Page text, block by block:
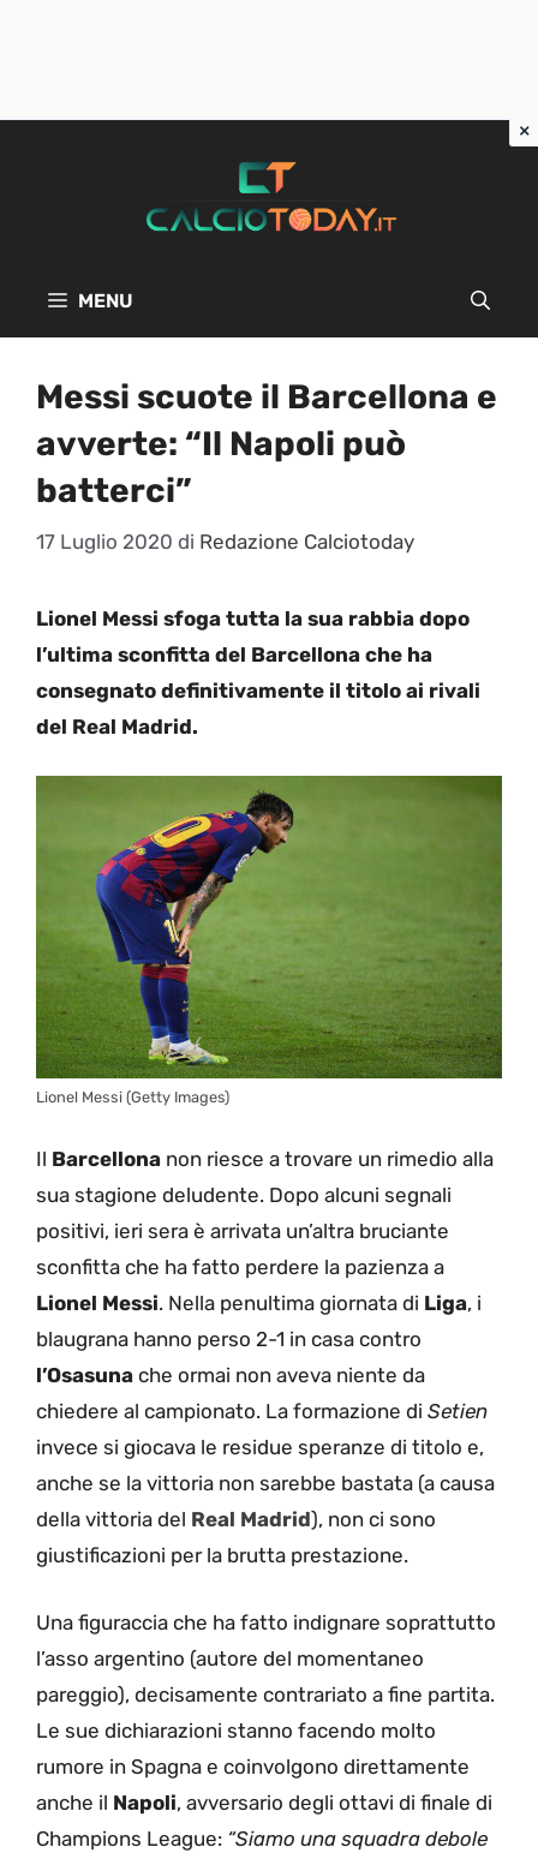
MENU
Messi scuote il Barcellona e
avverte: “Il Napoli può
batterci”
17 Luglio 2020 di Redazione Calciotoday
Lionel Messi sfoga tutta la sua rabbia dopo
l’ultima sconfitta del Barcellona che ha
consegnato definitivamente il titolo ai rivali
del Real Madrid.
Lionel Messi (Getty Images)
Il Barcellona non riesce a trovare un rimedio alla
sua stagione deludente. Dopo alcuni segnali
positivi, ieri sera è arrivata un’altra bruciante
sconfitta che ha fatto perdere la pazienza a
Lionel Messi. Nella penultima giornata di Liga, i
blaugrana hanno perso 2-1 in casa contro
l’Osasuna che ormai non aveva niente da
chiedere al campionato. La formazione di Setien
invece si giocava le residue speranze di titolo e,
anche se la vittoria non sarebbe bastata (a causa
della vittoria del Real Madrid), non ci sono
giustificazioni per la brutta prestazione.
Una figuraccia che ha fatto indignare soprattutto
l’asso argentino (autore del momentaneo
pareggio), decisamente contrariato a fine partita.
Le sue dichiarazioni stanno facendo molto
rumore in Spagna e coinvolgono direttamente
anche il Napoli, avversario degli ottavi di finale di
Champions League: “Siamo una squadra debole